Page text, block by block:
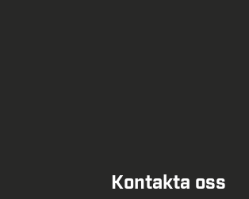
Kontakta oss